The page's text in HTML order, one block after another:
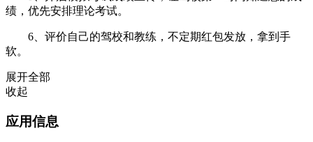
绩，优先安排理论考试。
6、评价自己的驾校和教练，不定期红包发放，拿到手
软。
展开全部
收起
应用信息